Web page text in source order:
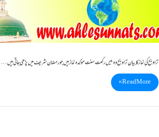
تراویح کی نماز کا بیان تراویح وہ بیس رکعت سنت مؤکدہ نماز ہیں جو رمضان شریف میں پڑھی جاتی ہیں…
Read More »